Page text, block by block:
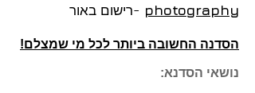
photography
-רישום באור
הסדנה החשובה ביותר לכל מי שמצלם!
נושאי הסדנא: